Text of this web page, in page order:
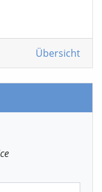
Übersicht